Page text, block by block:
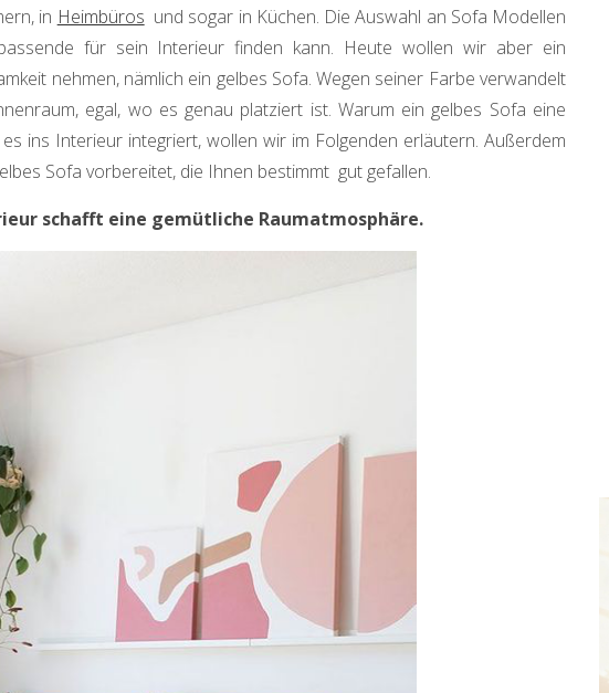
in Heimbüros und sogar in Küchen. Die Auswahl an Sofa Modellen
für sein Interieur finden kann. Heute wollen wir aber ein
nehmen, nämlich ein gelbes Sofa. Wegen seiner Farbe verwandelt
egal, wo es genau platziert ist. Warum ein gelbes Sofa eine
ins Interieur integriert, wollen wir im Folgenden erläutern. Außerdem
Sofa vorbereitet, die Ihnen bestimmt gut gefallen.
schafft eine gemütliche Raumatmosphäre.